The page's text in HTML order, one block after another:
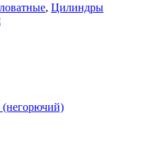
, Цилиндры